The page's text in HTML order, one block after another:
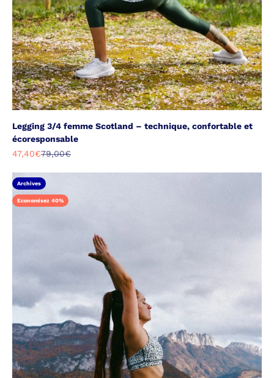
Legging 3/4 femme Scotland – technique, confortable et
écoresponsable
Prix de vente
47,40€Prix normal
79,00€
Archives
Economisez 40%